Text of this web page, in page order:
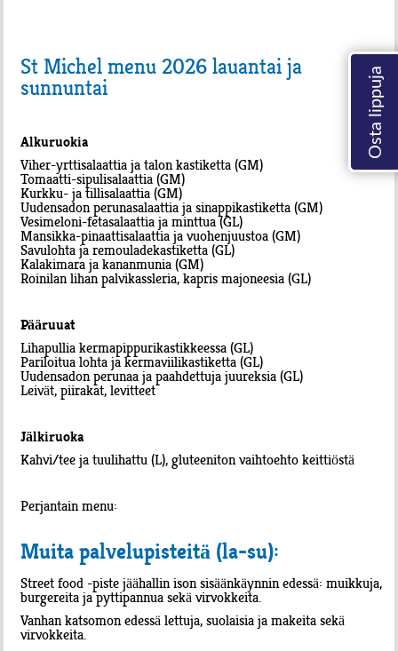
St Michel menu 2026 lauantai ja
sunnuntai
Alkuruokia
Viher-yrttisalaattia ja talon kastiketta (GM)
Tomaatti-sipulisalaattia (GM)
Kurkku- ja tillisalaattia (GM)
Uudensadon perunasalaattia ja sinappikastiketta (GM)
Vesimeloni-fetasalaattia ja minttua (GL)
Mansikka-pinaattisalaattia ja vuohenjuustoa (GM)
Savulohta ja remouladekastiketta (GL)
Kalakimara ja kananmunia (GM)
Roinilan lihan palvikassleria, kapris majoneesia (GL)
Pääruuat
Lihapullia kermapippurikastikkeessa (GL)
Pariloitua lohta ja kermaviilikastiketta (GL)
Uudensadon perunaa ja paahdettuja juureksia (GL)
Leivät, piirakat, levitteet
Jälkiruoka
Kahvi/tee ja tuulihattu (L), gluteeniton vaihtoehto keittiöstä
Perjantain menu:
Muita palvelupisteitä (la-su):
Street food -piste jäähallin ison sisäänkäynnin edessä: muikkuja,
burgereita ja pyttipannua sekä virvokkeita.
Vanhan katsomon edessä lettuja, suolaisia ja makeita sekä
virvokkeita.